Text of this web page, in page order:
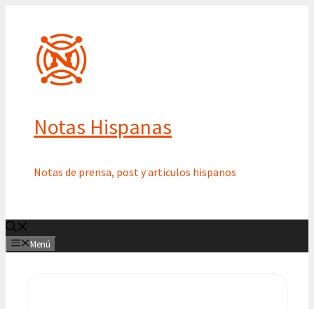
contenido
Notas Hispanas
Notas de prensa, post y articulos hispanos
Menú